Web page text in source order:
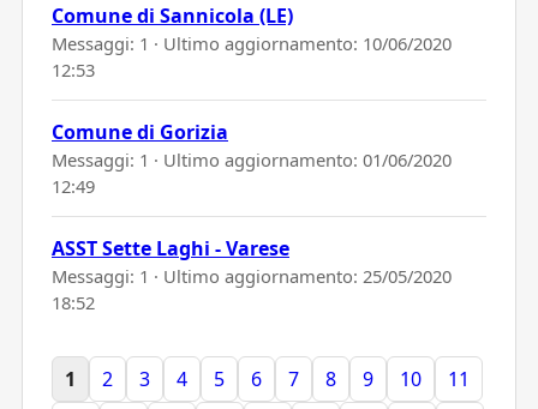
Comune di Sannicola (LE)
Messaggi: 1 · Ultimo aggiornamento: 10/06/2020
12:53
Comune di Gorizia
Messaggi: 1 · Ultimo aggiornamento: 01/06/2020
12:49
ASST Sette Laghi - Varese
Messaggi: 1 · Ultimo aggiornamento: 25/05/2020
18:52
1 2 3 4 5 6 7 8 9 10
11